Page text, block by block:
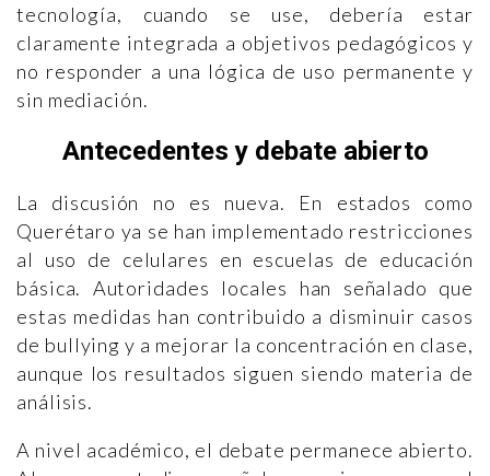
tecnología, cuando se use, debería estar
claramente integrada a objetivos pedagógicos y
no responder a una lógica de uso permanente y
sin mediación.
Antecedentes y debate abierto
La discusión no es nueva. En estados como
Querétaro ya se han implementado restricciones
al uso de celulares en escuelas de educación
básica. Autoridades locales han señalado que
estas medidas han contribuido a disminuir casos
de bullying y a mejorar la concentración en clase,
aunque los resultados siguen siendo materia de
análisis.
A nivel académico, el debate permanece abierto.